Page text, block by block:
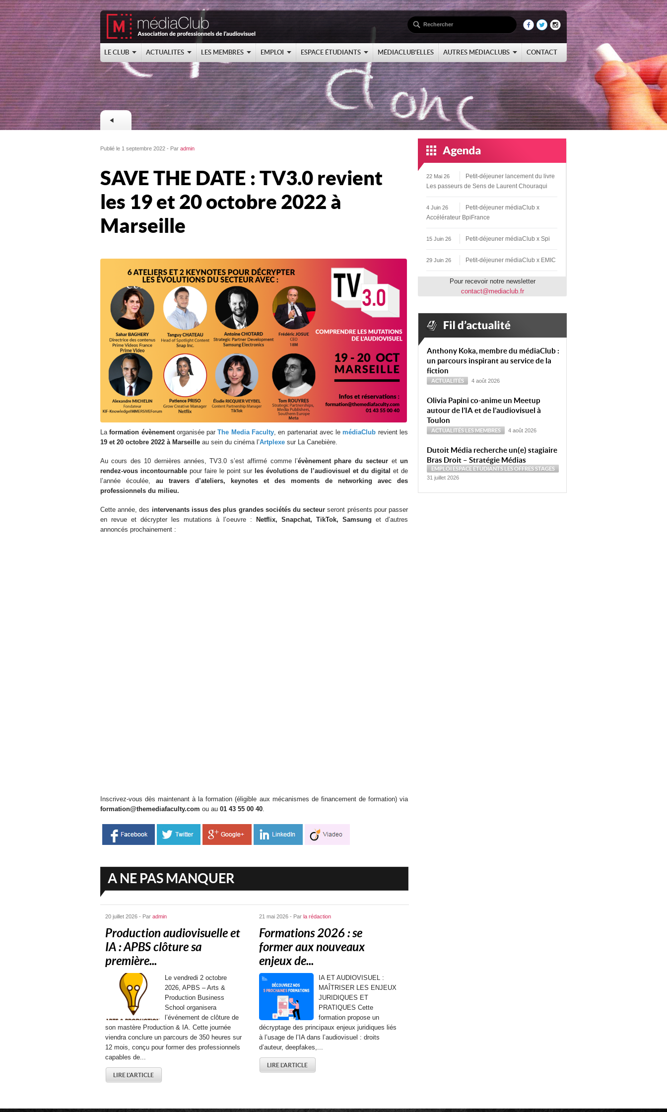
LE CLUB ACTUALITES LES MEMBRES EMPLOI ESPACE ÉTUDIANTS MÉDIACLUB’ELLES AUTRES MÉDIACLUBS CONTACT
Publié le 1 septembre 2022 - Par admin
SAVE THE DATE : TV3.0 revient
les 19 et 20 octobre 2022 à
Marseille
La formation évènement organisée parThe Media Faculty , en partenariat avec lemédiaClub revient les
19 et 20 octobre 2022 à Marseille au sein du cinéma l’Artplexe sur La Canebière.
Au cours des 10 dernières années, TV3.0 s’est affirmé comme l’évènement phare du secteur etun
rendez-vous incontournable pour faire le point sur les évolutions de l’audiovisuel et du digital et de
l’année écoulée, au travers d’ateliers, keynotes et des moments de networking avec des
professionnels du milieu.
Cette année, des intervenants issus des plus grandes sociétés du secteurseront présents pour passer
en revue et décrypter les mutations à l’oeuvre : Netflix, Snapchat, TikTok, Samsung et d’autres
annoncés prochainement :
Inscrivez-vous dès maintenant à la formation (éligible aux mécanismes de financement de formation) via
formation@themediafaculty.com ou au 01 43 55 00 40
A NE PAS MANQUER
20 juillet 2026 - Par admin
Production audiovisuelle et
IA : APBS clôture sa
première...
Le vendredi 2 octobre
2026, APBS – Arts &
Production Business
School organisera
l’événement de clôture de
son mastère Production & IA. Cette journée
viendra conclure un parcours de 350 heures sur
12 mois, conçu pour former des professionnels
capables de...
LIRE L'ARTICLE
21 mai 2026 - Par la rédaction
Formations 2026 : se
former aux nouveaux
enjeux de...
IA ET AUDIOVISUEL :
MAÎTRISER LES ENJEUX
JURIDIQUES ET
PRATIQUES Cette
formation propose un
décryptage des principaux enjeux juridiques liés
à l’usage de l’IA dans l’audiovisuel : droits
d’auteur, deepfakes,...
LIRE L'ARTICLE
22 Mai 26
Petit-déjeuner lancement du livre
Les passeurs de Sens de Laurent Chouraqui
4 Juin 26
Petit-déjeuner médiaClub x
Accélérateur BpiFrance
15 Juin 26 Petit-déjeuner médiaClub x Spi
29 Juin 26 Petit-déjeuner médiaClub x EMIC
Pour recevoir notre newsletter
contact@mediaclub.fr
Anthony Koka, membre du médiaClub :
un parcours inspirant au service de la
fiction
ACTUALITÉS 4 août 2026
Olivia Papini co-anime un Meetup
autour de l’IA et de l’audiovisuel à
Toulon
ACTUALITÉS LES MEMBRES 4 août 2026
Dutoit Média recherche un(e) stagiaire
Bras Droit – Stratégie Médias
EMPLOI ESPACE ÉTUDIANTS LES OFFRESSTAGES
31 juillet 2026